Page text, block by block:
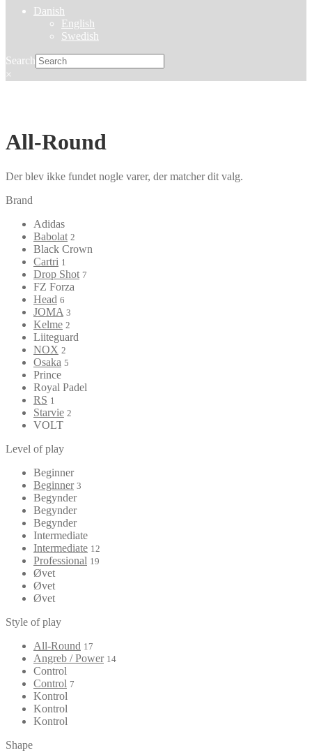
Danish
English
Swedish
Search
×
All-Round
Der blev ikke fundet nogle varer, der matcher dit valg.
Brand
Adidas
Babolat 2
Black Crown
Cartri 1
Drop Shot 7
FZ Forza
Head 6
JOMA 3
Kelme 2
Liiteguard
NOX 2
Osaka 5
Prince
Royal Padel
RS 1
Starvie 2
VOLT
Level of play
Beginner
Beginner 3
Begynder
Begynder
Begynder
Intermediate
Intermediate 12
Professional 19
Øvet
Øvet
Øvet
Style of play
All-Round 17
Angreb / Power 14
Control
Control 7
Kontrol
Kontrol
Kontrol
Shape